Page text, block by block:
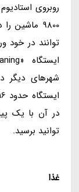
توانند در خود
شهرهای دیگر
توانید برسید.
غذا